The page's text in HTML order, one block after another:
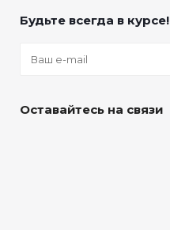
Будьте всегда в курсе!
Оставайтесь на связи